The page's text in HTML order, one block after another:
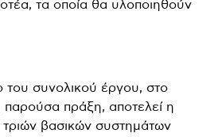
τα οποία θα υλοποιηθούν
του συνολικού έργου, στο
παρούσα πράξη, αποτελεί η
τριών βασικών συστημάτων